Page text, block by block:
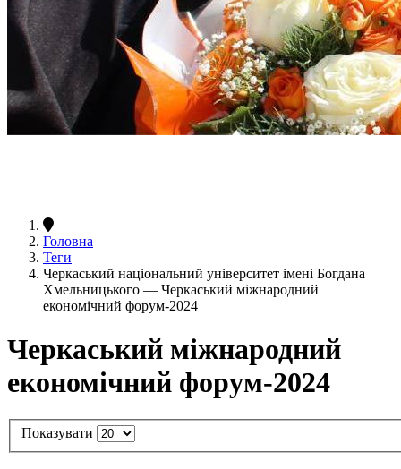
Головна
Теги
Черкаський національний університет імені Богдана
Хмельницького — Черкаський міжнародний
економічний форум-2024
Черкаський міжнародний
економічний форум-2024
Показувати